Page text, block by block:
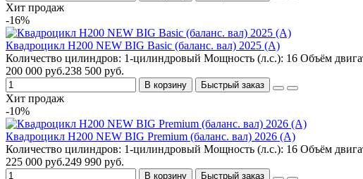
Хит продаж
-16%
Квадроцикл H200 NEW BIG Basic (баланс. вал) 2025 (A)
Количество цилиндров: 1-цилиндровый Мощность (л.с.): 16 Объём
200 000 руб.238 500 руб.
В корзину Быстрый заказ
Хит продаж
-10%
Квадроцикл H200 NEW BIG Premium (баланс. вал) 2026 (A)
Количество цилиндров: 1-цилиндровый Мощность (л.с.): 16 Объём
225 000 руб.249 990 руб.
В корзину Быстрый заказ